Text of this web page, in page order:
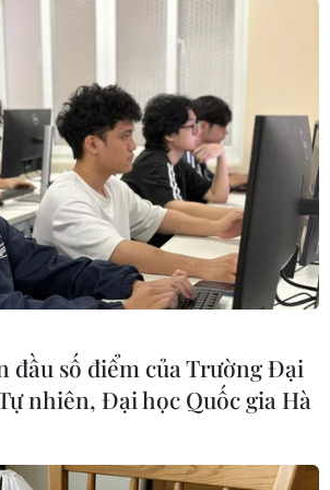
định thời gian đạt mục tiêu này.
được xem là cơ hội tạo sự
trị nhằm đạt được mục tiêu
(TTXVN/Vietnam+)
đầu số điểm của Trường Đại
nhiên, Đại học Quốc gia Hà